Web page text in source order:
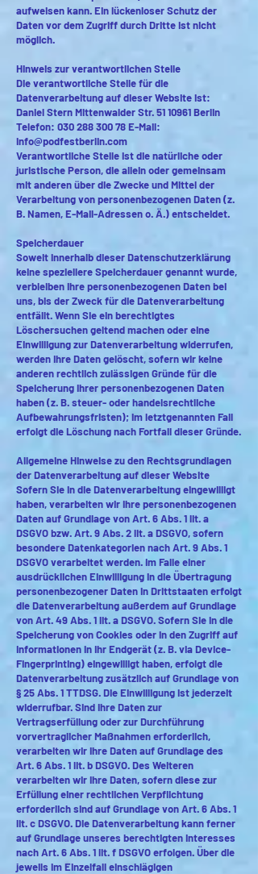
aufweisen kann. Ein lückenloser Schutz der
Daten vor dem Zugriff durch Dritte ist nicht
möglich.
Hinweis zur verantwortlichen Stelle
Die verantwortliche Stelle für die
Datenverarbeitung auf dieser Website ist:
Daniel Stern Mittenwalder Str.51 10961Berlin
Telefon: 030 288 300 78E-Mail:
info@podfestberlin.com
Verantwortliche Stelle ist die natürliche oder
juristische Person, die allein oder gemeinsam
mit anderen über die Zwecke und Mittel der
Verarbeitung von personenbezogenen Daten (z.
B. Namen, E-Mail-Adressen o. Ä.) entscheidet.
Speicherdauer
Soweit innerhalb dieser Datenschutzerklärung
keine speziellere Speicherdauer genannt wurde,
verbleiben Ihre personenbezogenen Daten bei
uns, bis der Zweck für die Datenverarbeitung
entfällt. Wenn Sie ein berechtigtes
Löschersuchen geltend machen oder eine
Einwilligung zur Datenverarbeitung widerrufen,
werden Ihre Daten gelöscht, sofern wir keine
anderen rechtlich zulässigen Gründe für die
Speicherung Ihrer personenbezogenen Daten
haben (z. B. steuer- oder handelsrechtliche
Aufbewahrungsfristen); im letztgenannten Fall
erfolgt die Löschung nach Fortfall dieser Gründe.
Allgemeine Hinweise zu den Rechtsgrundlagen
der Datenverarbeitung auf dieser Website
Sofern Sie in die Datenverarbeitung eingewilligt
haben, verarbeiten wir Ihre personenbezogenen
Daten auf Grundlage von Art. 6 Abs. 1 lit. a
DSGVO bzw. Art. 9 Abs. 2 lit. a DSGVO, sofern
besondere Datenkategorien nach Art. 9 Abs. 1
DSGVO verarbeitet werden. Im Falle einer
ausdrücklichen Einwilligung in die Übertragung
personenbezogener Daten in Drittstaaten erfolgt
die Datenverarbeitung außerdem auf Grundlage
von Art. 49 Abs. 1 lit. a DSGVO. Sofern Sie in die
Speicherung von Cookies oder in den Zugriff auf
Informationen in Ihr Endgerät (z. B. via Device-
Fingerprinting) eingewilligt haben, erfolgt die
Datenverarbeitung zusätzlich auf Grundlage von
§ 25 Abs. 1 TTDSG. Die Einwilligung ist jederzeit
widerrufbar. Sind Ihre Daten zur
Vertragserfüllung oder zur Durchführung
vorvertraglicher Maßnahmen erforderlich,
verarbeiten wir Ihre Daten auf Grundlage des
Art. 6 Abs. 1 lit. b DSGVO. Des Weiteren
verarbeiten wir Ihre Daten, sofern diese zur
Erfüllung einer rechtlichen Verpflichtung
erforderlich sind auf Grundlage von Art. 6 Abs. 1
lit. c DSGVO. Die Datenverarbeitung kann ferner
auf Grundlage unseres berechtigten Interesses
nach Art. 6 Abs. 1 lit. f DSGVO erfolgen. Über die
jeweils im Einzelfall einschlägigen